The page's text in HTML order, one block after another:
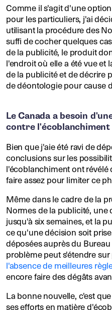
Comme il s'agit d'une
pour les particuliers, j'ai
utilisant la procédure des
suffi de cocher quelques
de la publicité, le produit
l'endroit où elle a été vue et
de la publicité et de décrire
de déontologie pour cause
Le Canada a besoin
contre l'écoblanchiment
Bien que j'aie été ravi de
conclusions sur les
l'écoblanchiment ont révélé
faire assez pour limiter ce
Même dans le cadre de la
Normes de la publicité,
jusqu'à six semaines, et la
ce qu'une décision soit
déposées auprès du
problème peut s'étendre
l'absence de meilleures
encore faire des dégâts
La bonne nouvelle, c'est
ses efforts en matière